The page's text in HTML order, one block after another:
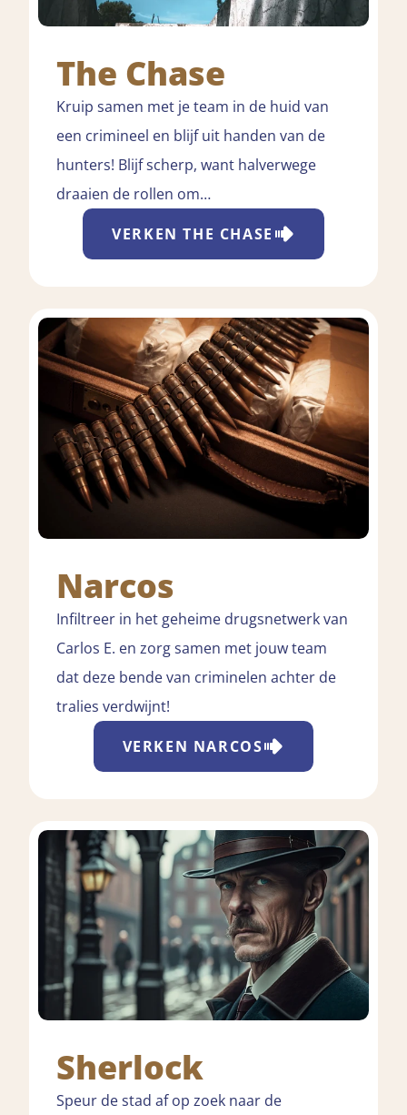
The Chase
Kruip samen met je team in de huid van
een crimineel en blijf uit handen van de
hunters! Blijf scherp, want halverwege
draaien de rollen om…
VERKENTHE CHASE
Narcos
Infiltreer in het geheime drugsnetwerk van
Carlos E. en zorg samen met jouw team
dat deze bende van criminelen achter de
tralies verdwijnt!
VERKEN NARCOS
Sherlock
Speur de stad af op zoek naar de